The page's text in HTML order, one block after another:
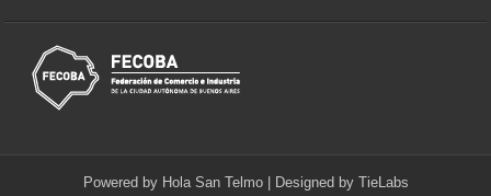
Powered by Hola San Telmo| Designed by TieLabs